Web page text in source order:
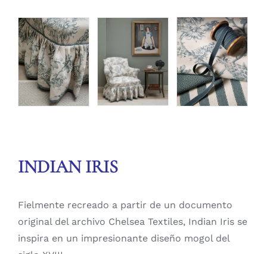
INDIAN IRIS
Fielmente recreado a partir de un documento
original del archivo Chelsea Textiles, Indian Iris se
inspira en un impresionante diseño mogol del